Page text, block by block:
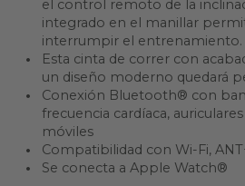
el control remoto de la
integrado en el manillar
interrumpir el entrenamiento.
Esta cinta de correr con
un diseño moderno quedará
Conexión Bluetooth® con
frecuencia cardíaca,
móviles
Compatibilidad con Wi-Fi,
Se conecta a Apple Watch®